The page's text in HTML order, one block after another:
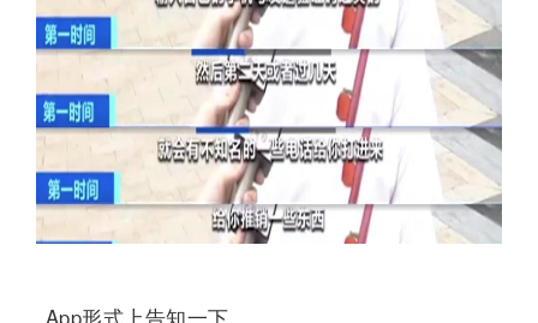
App形式上告知一下